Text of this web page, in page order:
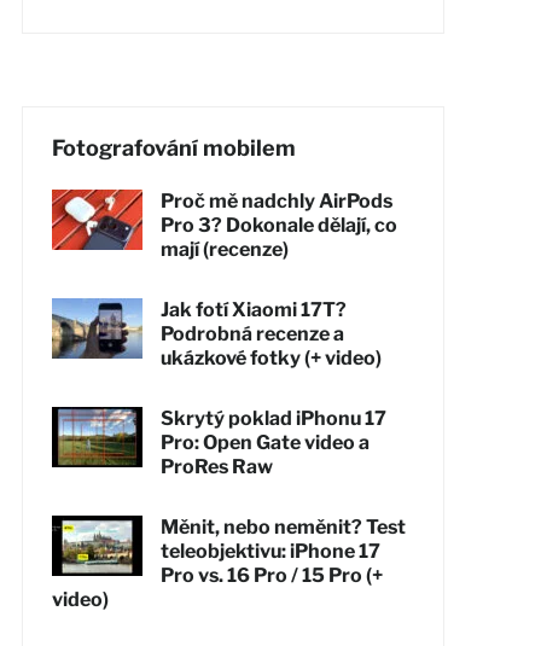
Fotografování mobilem
Proč mě nadchly AirPods
Pro 3? Dokonale dělají, co
mají (recenze)
Jak fotí Xiaomi 17T?
Podrobná recenze a
ukázkové fotky (+ video)
Skrytý poklad iPhonu 17
Pro: Open Gate video a
ProRes Raw
Měnit, nebo neměnit? Test
teleobjektivu: iPhone 17
Pro vs. 16 Pro / 15 Pro (+
video)